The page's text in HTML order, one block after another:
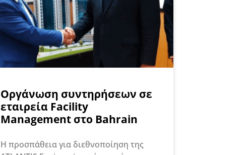
Οργάνωση συντηρήσεων σε
εταιρεία Facility
Management στο Bahrain
Η προσπάθεια για διεθνοποίηση της